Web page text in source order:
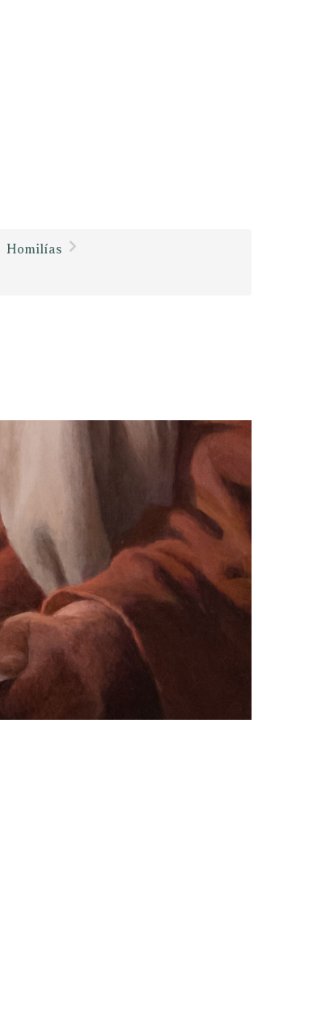
Homilías